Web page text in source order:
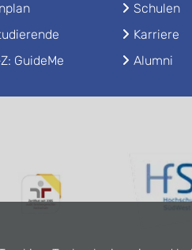
GuideMe
Schulen
Karriere
Alumni